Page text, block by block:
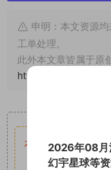
申明：本文资源
工单处理。
此外本文章皆属于原
https://vmiba.top/
本站资源均来自网
留言后，
2026年08月
幻宇星球等